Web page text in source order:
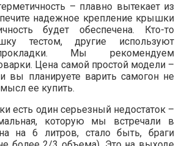
– плавно вытекает из
надежное крепление крышки
будет обеспечена. Кто-то
тестом, другие используют
Мы рекомендуем
Цена самой простой модели –
вы планируете варить самогон не
ее купить.
есть один серьезный недостаток –
которую мы встречали в
на 6 литров, стало быть, браги